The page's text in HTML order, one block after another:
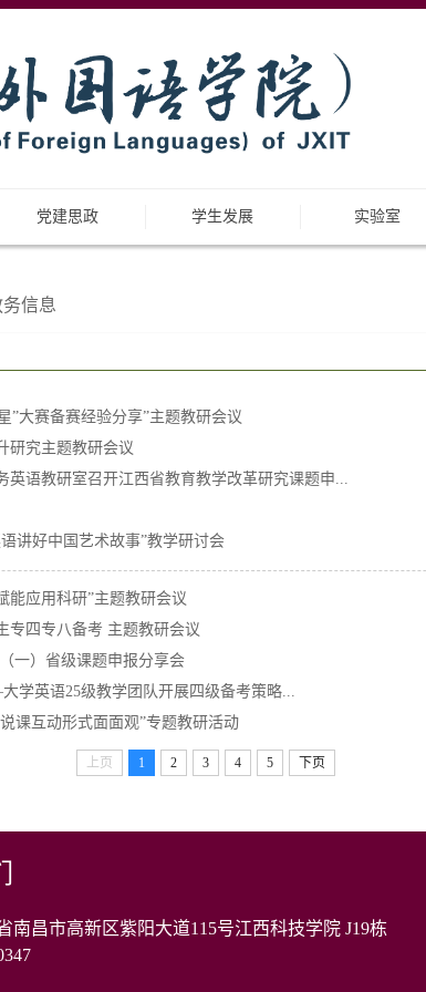
党建思政 学生发展 实验室
信息
”大赛备赛经验分享”主题教研会议
研究主题教研会议
语教研室召开江西省教育教学改革研究课题申...
讲好中国艺术故事”教学研讨会
能应用科研”主题教研会议
专四专八备考 主题教研会议
一）省级课题申报分享会
学英语25级教学团队开展四级备考策略...
课互动形式面面观”专题教研活动
上页 1 2 3 4 5 下页
南昌市高新区紫阳大道115号江西科技学院 J19栋